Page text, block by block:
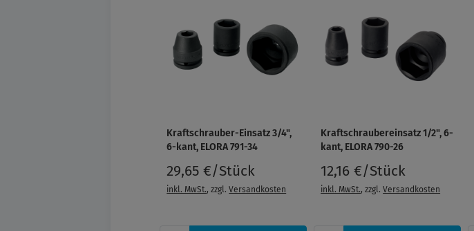
Kraftschrauber-Einsatz 3/4",
6-kant, ELORA 791-34
29,65 €/Stück
inkl. MwSt., zzgl.Versandkosten
Kraftschraubereinsatz 1/2", 6-
kant, ELORA 790-26
12,16 €/Stück
inkl. MwSt., zzgl.Versandkosten